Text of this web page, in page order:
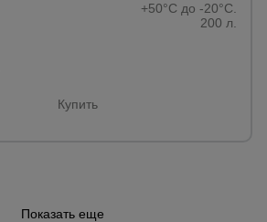
+50°C до -20°C.
200 л.
Купить
Показать еще